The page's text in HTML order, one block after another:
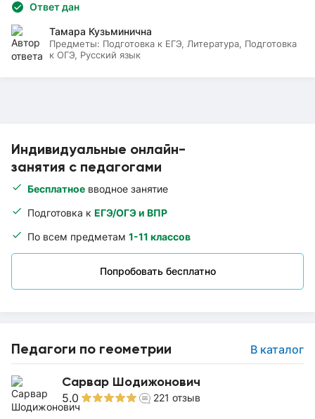
Индивидуальные онлайн-
занятия с педагогами
Бесплатное вводное занятие
Подготовка к ЕГЭ/ОГЭ и ВПР
По всем предметам 1-11 классов
Попробовать бесплатно
Педагоги по геометрии В каталог
Сарвар Шодижонович
5.0 221 отзыв
Ответ дан
Тамара Кузьминична
Предметы: Подготовка к ЕГЭ, Литература, Подготовка
к ОГЭ, Русский язык